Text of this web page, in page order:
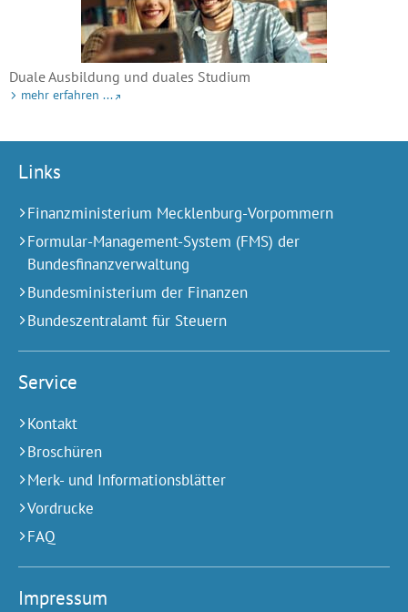
Duale Ausbildung und duales Studium
mehr erfahren ...
Links
Finanzministerium Mecklenburg-Vorpommern
Formular-Management-System (FMS) der
Bundesfinanzverwaltung
Bundesministerium der Finanzen
Bundeszentralamt für Steuern
Service
Kontakt
Broschüren
Merk- und Informationsblätter
Vordrucke
FAQ
Impressum